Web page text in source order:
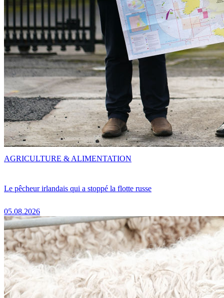
Le pêcheur irlandais qui a stoppé la flotte russe
05.08.2026
AGRICULTURE & ALIMENTATION